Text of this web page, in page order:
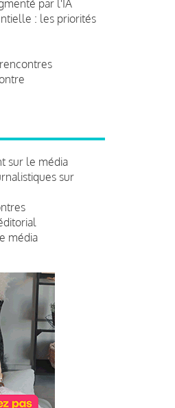
par l'IA
: les priorités
sur le média
sur
média